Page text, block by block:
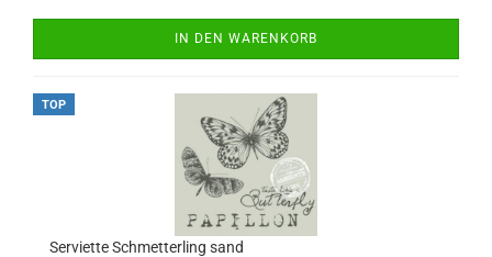
IN DEN WARENKORB
TOP
Serviette Schmetterling sand